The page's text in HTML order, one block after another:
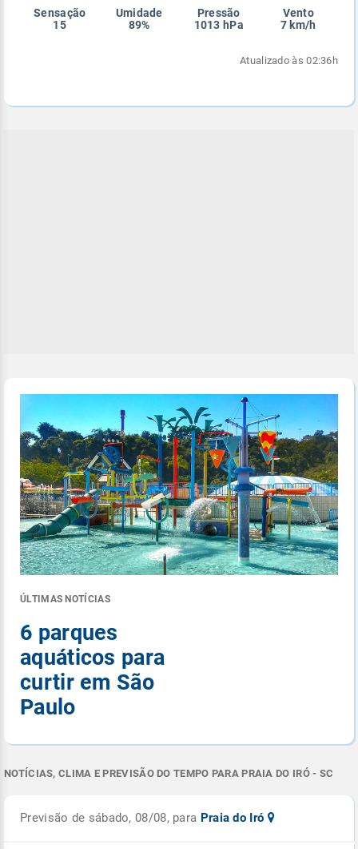
Sensação
15
Umidade
89%
Pressão
1013 hPa
Vento
7 km/h
Atualizado às 02:36h
ÚLTIMAS NOTÍCIAS
6 parques
aquáticos para
curtir em São
Paulo
NOTÍCIAS, CLIMA E PREVISÃO DO TEMPO PARA PRAIA DO IRÓ - SC
Previsão de sábado, 08/08, para Praia do Iró
Enviar
Enviar
Enviar
Enviar
Enviar